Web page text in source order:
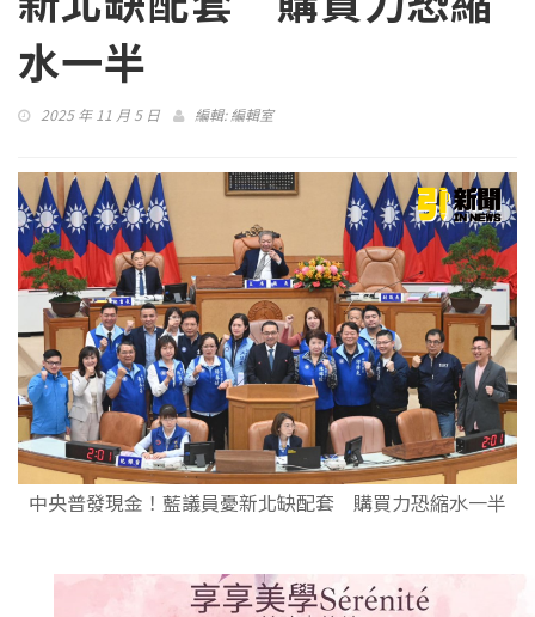
水一半
2025 年 11 月 5 日 編輯:編輯室
中央普發現金！藍議員憂新北缺配套 購買力恐縮水一半